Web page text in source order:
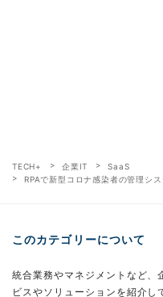
TECH+ 企業IT
SaaS
RPAで新型コロナ感染者の管理シ
このカテゴリーについて
統合業務やマネジメントなど、
ビスやソリューションを紹介し